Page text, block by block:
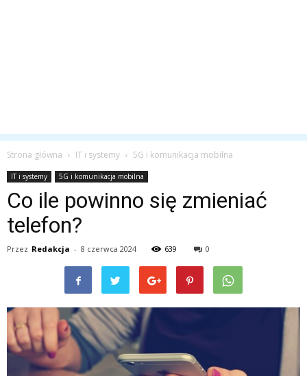
Strona główna IT i systemy 5G i komunikacja mobilna
IT i systemy 5G i komunikacja mobilna
Co ile powinno się zmieniać
telefon?
Przez Redakcja - 8 czerwca 2024 639 0